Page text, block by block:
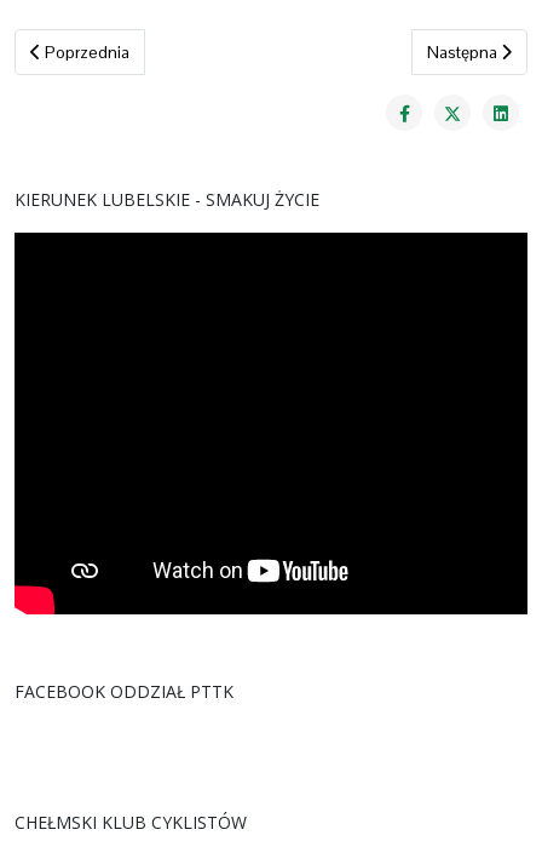
Poprzednia strona: Poleskie Parki Narodowe
Poprzednia Następna
Następna
KIERUNEK LUBELSKIE - SMAKUJ ŻYCIE
FACEBOOK ODDZIAŁ PTTK
CHEŁMSKI KLUB CYKLISTÓW